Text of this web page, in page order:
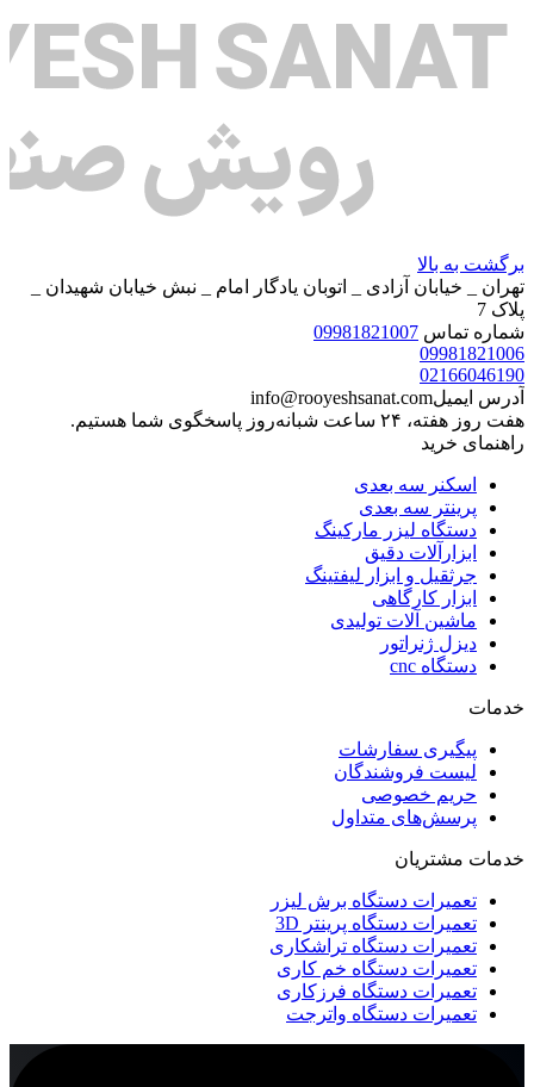
برگشت به بالا
تهران _ خیابان آزادی _ اتوبان یادگار امام _ نبش خیابان شهیدان _
پلاک 7
شماره تماس 09981821007
09981821006
02166046190
آدرس ایمیلinfo@rooyeshsanat.com
هفت روز هفته، ۲۴ ساعت شبانه‌روز پاسخگوی شما هستیم.
راهنمای خرید
اسکنر سه بعدی
پرینتر سه بعدی
دستگاه لیزر مارکینگ
ابزارآلات دقیق
جرثقیل و ابزار لیفتینگ
ابزار کارگاهی
ماشین آلات تولیدی
دیزل ژنراتور
دستگاه cnc
خدمات
پیگیری سفارشات
لیست فروشندگان
حریم خصوصی
پرسش‌های متداول
خدمات مشتریان
تعمیرات دستگاه برش لیزر
تعمیرات دستگاه پرینتر 3D
تعمیرات دستگاه تراشکاری
تعمیرات دستگاه خم کاری
تعمیرات دستگاه فرزکاری
تعمیرات دستگاه واترجت